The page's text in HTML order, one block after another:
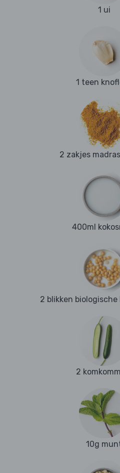
1 ui
1 teen
2 zakjes
400ml
2 blikken
2
10g